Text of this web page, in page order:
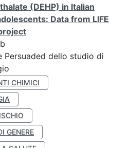
(DEHP) in Italian
Data from LIFE
Persuaded dello studio di
CHIMICI
GENERE